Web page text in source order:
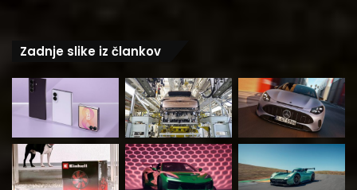
Zadnje slike iz člankov